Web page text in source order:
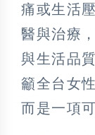
痛或生活
醫與治療
與生活品
籲全台女
而是一項